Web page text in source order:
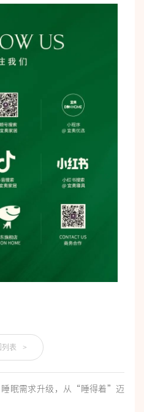
列表 >
睡眠需求升级，从“睡得着”迈